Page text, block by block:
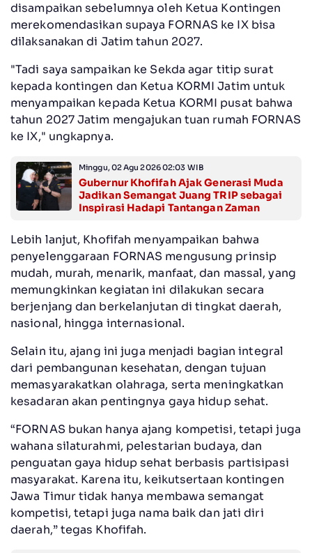
disampaikan sebelumnya oleh Ketua Kontingen
merekomendasikan supaya FORNAS ke IX bisa
dilaksanakan di Jatim tahun 2027.
"Tadi saya sampaikan ke Sekda agar titip surat
kepada kontingen dan Ketua KORMI Jatim untuk
menyampaikan kepada Ketua KORMI pusat bahwa
tahun 2027 Jatim mengajukan tuan rumah FORNAS
ke IX," ungkapnya.
Minggu, 02 Agu 2026 02:03 WIB
Gubernur Khofifah Ajak Generasi Muda
Jadikan Semangat Juang TRIP sebagai
Inspirasi Hadapi Tantangan Zaman
Lebih lanjut, Khofifah menyampaikan bahwa
penyelenggaraan FORNAS mengusung prinsip
mudah, murah, menarik, manfaat, dan massal, yang
memungkinkan kegiatan ini dilakukan secara
berjenjang dan berkelanjutan di tingkat daerah,
nasional, hingga internasional.
Selain itu, ajang ini juga menjadi bagian integral
dari pembangunan kesehatan, dengan tujuan
memasyarakatkan olahraga, serta meningkatkan
kesadaran akan pentingnya gaya hidup sehat.
“FORNAS bukan hanya ajang kompetisi, tetapi juga
wahana silaturahmi, pelestarian budaya, dan
penguatan gaya hidup sehat berbasis partisipasi
masyarakat. Karena itu, keikutsertaan kontingen
Jawa Timur tidak hanya membawa semangat
kompetisi, tetapi juga nama baik dan jati diri
daerah,” tegas Khofifah.